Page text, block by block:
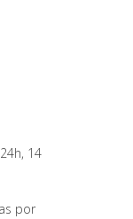
14
por